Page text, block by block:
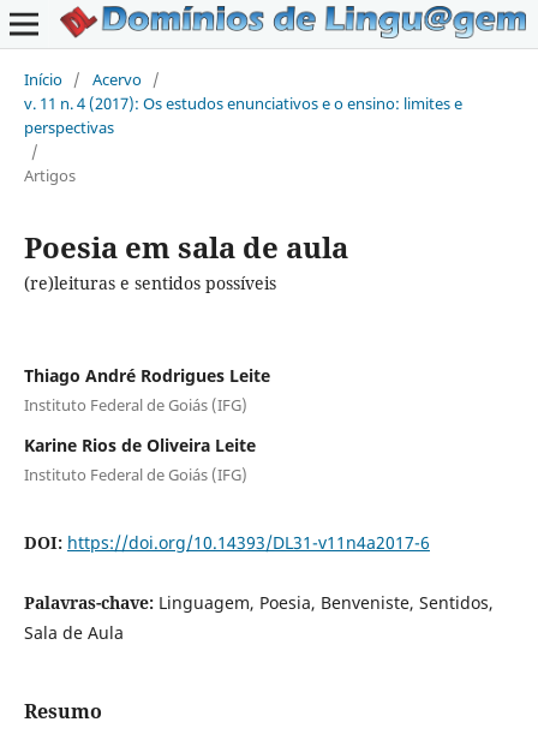
Início / Acervo /
v. 11 n. 4 (2017): Os estudos enunciativos e o ensino: limites e
perspectivas
/
Artigos
Poesia em sala de aula
(re)leituras e sentidos possíveis
Thiago André Rodrigues Leite
Instituto Federal de Goiás (IFG)
Karine Rios de Oliveira Leite
Instituto Federal de Goiás (IFG)
DOI: https://doi.org/10.14393/DL31-v11n4a2017-6
Palavras-chave: Linguagem, Poesia, Benveniste, Sentidos,
Sala de Aula
Resumo